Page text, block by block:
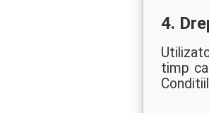
4.
timp